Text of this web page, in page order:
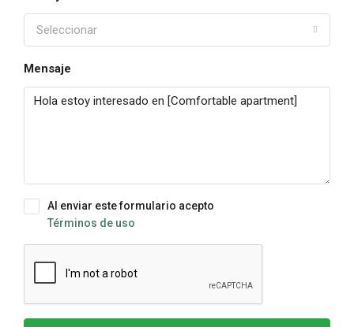
Seleccionar
Mensaje
Al enviar este formulario acepto
Términos de uso